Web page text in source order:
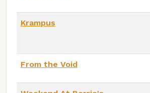
Krampus
From the Void